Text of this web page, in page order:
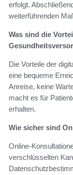
erfolgt.
weiterführenden
Was sind die
Die Vorteile der
eine bequeme
Anreise, keine
macht es für
erhalten.
Wie sicher sind
Online-
verschlüsselten